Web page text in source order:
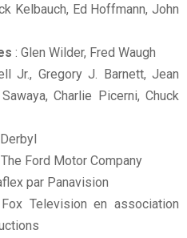
Kelbauch, Ed Hoffmann, John
: Glen Wilder, Fred Waugh
Jr., Gregory J. Barnett, Jean
Charlie Picerni, Chuck
Ford Motor Company
par Panavision
Television en association